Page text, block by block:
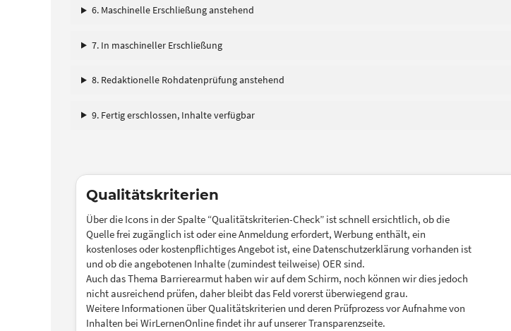
6. Maschinelle Erschließung anstehend
7. In maschineller Erschließung
8. Redaktionelle Rohdatenprüfung anstehend
9. Fertig erschlossen, Inhalte verfügbar
Qualitätskriterien
Über die Icons in der Spalte “Qualitätskriterien-Check” ist schnell ersichtlich, ob die
Quelle frei zugänglich ist oder eine Anmeldung erfordert, Werbung enthält, ein
kostenloses oder kostenpflichtiges Angebot ist, eine Datenschutzerklärung vorhanden ist
und ob die angebotenen Inhalte (zumindest teilweise) OER sind.
Auch das Thema Barrierearmut haben wir auf dem Schirm, noch können wir dies jedoch
nicht ausreichend prüfen, daher bleibt das Feld vorerst überwiegend grau.
Weitere Informationen über Qualitätskriterien und deren Prüfprozess vor Aufnahme von
Inhalten bei WirLernenOnline findet ihr auf unserer Transparenzseite.